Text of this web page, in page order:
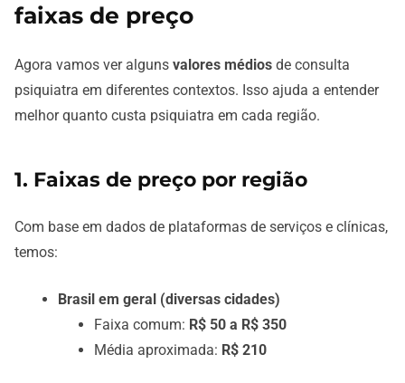
faixas de preço
Agora vamos ver alguns valores médios de consulta
psiquiatra em diferentes contextos. Isso ajuda a entender
melhor quanto custa psiquiatra em cada região.
1. Faixas de preço por região
Com base em dados de plataformas de serviços e clínicas,
temos:
Brasil em geral (diversas cidades)
Faixa comum: R$ 50 a R$ 350
Média aproximada: R$ 210